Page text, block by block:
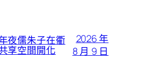
夜儒朱子在衢
享空間開化
2026 年
8 月 9 日